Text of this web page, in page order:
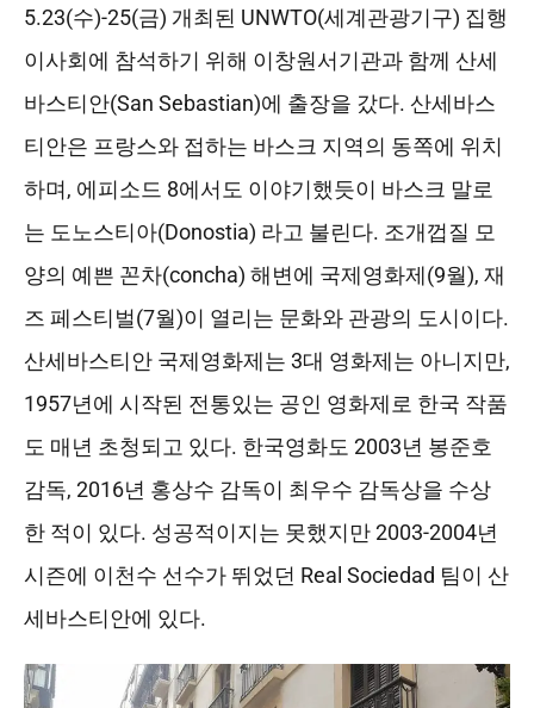
5.23(수)-25(금) 개최된 UNWTO(세계관광기구) 집행
이사회에 참석하기 위해 이창원서기관과 함께 산세
바스티안(San Sebastian)에 출장을 갔다. 산세바스
티안은 프랑스와 접하는 바스크 지역의 동쪽에 위치
하며, 에피소드 8에서도 이야기했듯이 바스크 말로
는 도노스티아(Donostia) 라고 불린다. 조개껍질 모
양의 예쁜 꼰차(concha) 해변에 국제영화제(9월), 재
즈 페스티벌(7월)이 열리는 문화와 관광의 도시이다.
산세바스티안 국제영화제는 3대 영화제는 아니지만,
1957년에 시작된 전통있는 공인 영화제로 한국 작품
도 매년 초청되고 있다. 한국영화도 2003년 봉준호
감독, 2016년 홍상수 감독이 최우수 감독상을 수상
한 적이 있다. 성공적이지는 못했지만 2003-2004년
시즌에 이천수 선수가 뛰었던 Real Sociedad 팀이 산
세바스티안에 있다.